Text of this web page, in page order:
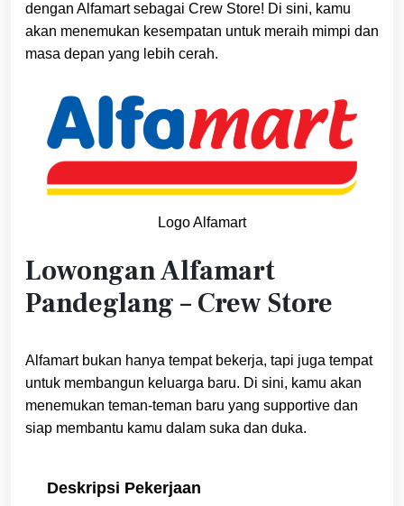
dengan Alfamart sebagai Crew Store! Di sini, kamu
akan menemukan kesempatan untuk meraih mimpi dan
masa depan yang lebih cerah.
Logo Alfamart
Lowongan Alfamart
Pandeglang – Crew Store
Alfamart bukan hanya tempat bekerja, tapi juga tempat
untuk membangun keluarga baru. Di sini, kamu akan
menemukan teman-teman baru yang supportive dan
siap membantu kamu dalam suka dan duka.
Deskripsi Pekerjaan